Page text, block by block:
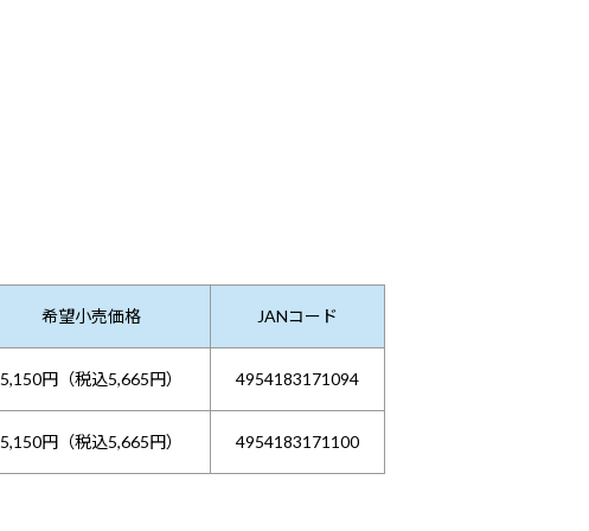
希望小売価格 JANコード
5,150円（税込5,665円） 4954183171094
5,150円（税込5,665円） 4954183171100